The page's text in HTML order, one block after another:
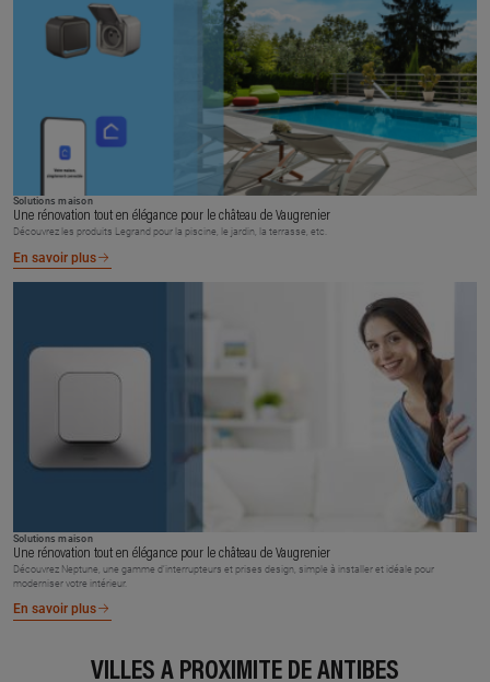
Solutions maison
Une rénovation tout en élégance pour le château de Vaugrenier
Découvrez les produits Legrand pour la piscine, le jardin, la terrasse, etc.
En savoir plus
Solutions maison
Une rénovation tout en élégance pour le château de Vaugrenier
Découvrez Neptune, une gamme d’interrupteurs et prises design, simple à installer et idéale pour
moderniser votre intérieur.
En savoir plus
VILLES À PROXIMITÉ DE ANTIBES